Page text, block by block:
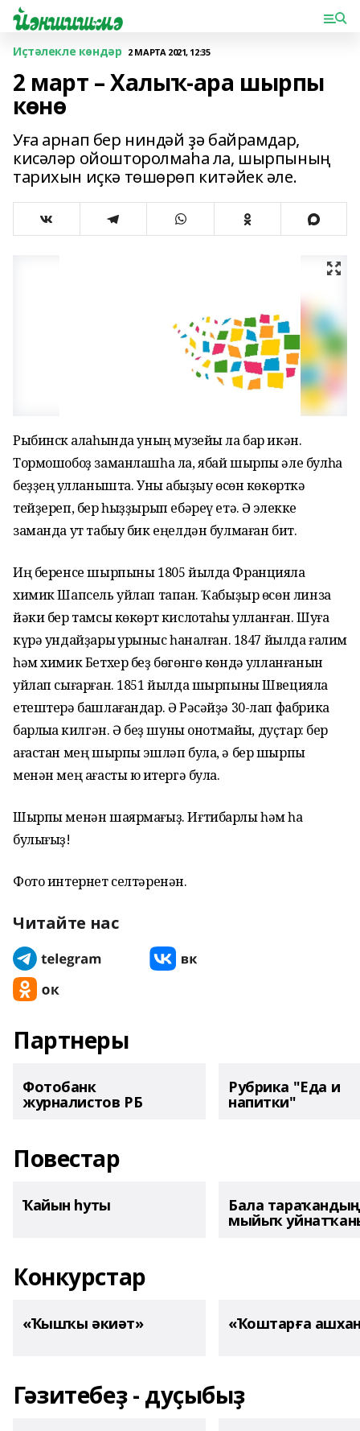
Иҫтәлекле көндәр 2 МАРТА 2021, 12:35
2 март – Халыҡ-ара шырпы
көнө
Уға арнап бер ниндәй ҙә байрамдар,
кисәләр ойошторолмаһа ла, шырпының
тарихын иҫкә төшөрөп китәйек әле.
Рыбинск ҡалаһында уның музейы ла бар икән.
Тормошобоҙ заманлашһа ла, ябай шырпы әле булһа
беҙҙең ҡулланышта. Уны ҡабыҙыу өсөн көкөрткә
тейҙереп, бер һыҙҙырып ебәреү етә. Ә элекке
заманда ут табыу бик еңелдән булмаған бит.
Иң беренсе шырпыны 1805 йылда Францияла
химик Шапсель уйлап тапҡан. Ҡабыҙыр өсөн линза
йәки бер тамсы көкөрт кислотаһы ҡулланған. Шуға
күрә ундайҙары ҡурҡыныс һаналған. 1847 йылда ғалим
һәм химик Бетхер беҙ бөгөнгө көндә ҡулланғанын
уйлап сығарған. 1851 йылда шырпыны Швецияла
етештерә башлағандар. Ә Рәсәйҙә 30-лап фабрика
барлыҡҡа килгән. Ә беҙ шуны онотмайыҡ, дуҫтар: бер
ағастан мең шырпы эшләп була, ә бер шырпы
менән мең ағасты юҡ итергә була.
Шырпы менән шаярмағыҙ. Иғтибарлы һәм һаҡ
булығыҙ!
Фото интернет селтәренән.
Читайте нас
Партнеры
Фотобанк
журналистов РБ
Рубрика "Еда и
напитки"
Повестар
Ҡайын һуты Бала тараҡандың
мыйыҡ
Конкурстар
«Ҡышҡы әкиәт» «Ҡоштарға
Гәзитебеҙ - дуҫыбыҙ